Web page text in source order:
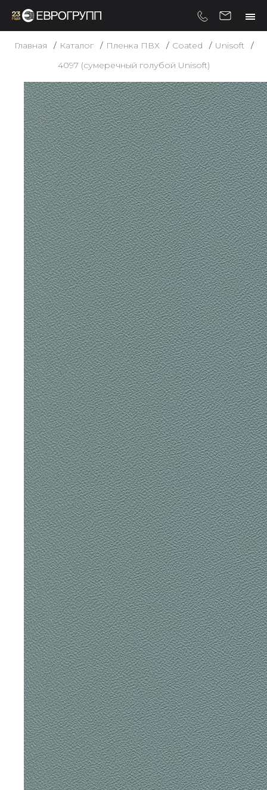
Главная Каталог Пленка ПВХ Coated
Unisoft
4097 (сумеречный голубой Unisoft)